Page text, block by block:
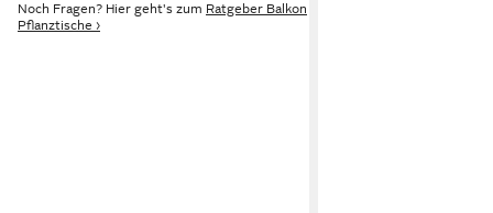
Noch Fragen? Hier geht's zum Ratgeber Balkon
Pflanztische ›